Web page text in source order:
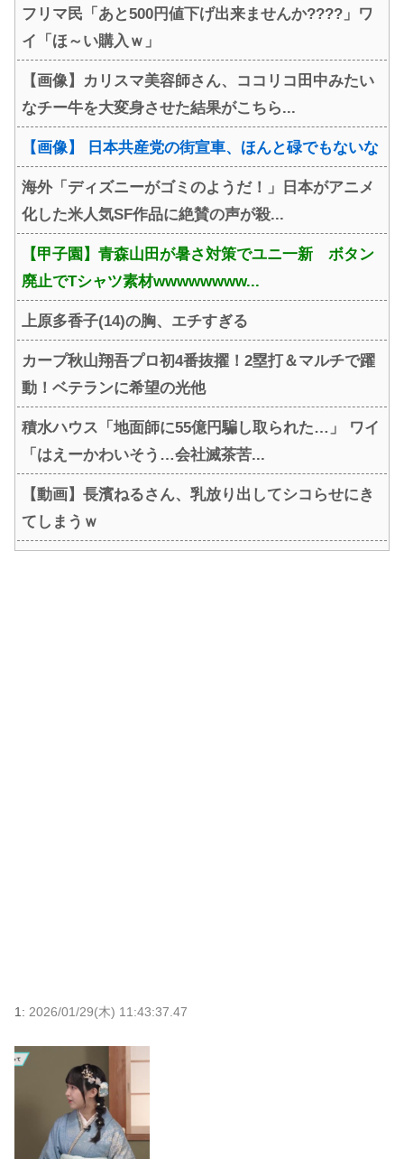
フリマ民「あと500円値下げ出来ませんか????」ワ
イ「ほ～い購入ｗ」
【画像】カリスマ美容師さん、ココリコ田中みたい
なチー牛を大変身させた結果がこちら...
【画像】 日本共産党の街宣車、ほんと碌でもないな
海外「ディズニーがゴミのようだ！」日本がアニメ
化した米人気SF作品に絶賛の声が殺...
【甲子園】青森山田が暑さ対策でユニ一新 ボタン
廃止でTシャツ素材wwwwwwww...
上原多香子(14)の胸、エチすぎる
カープ秋山翔吾プロ初4番抜擢！2塁打＆マルチで躍
動！ベテランに希望の光他
積水ハウス「地面師に55億円騙し取られた…」 ワイ
「はえーかわいそう…会社滅茶苦...
【動画】長濱ねるさん、乳放り出してシコらせにき
てしまうｗ
1: 2026/01/29(木) 11:43:37.47